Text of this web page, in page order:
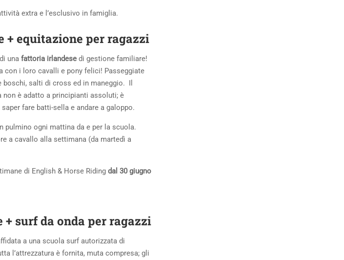
extra e l’esclusivo in famiglia.
+ equitazione per ragazzi
una fattoria irlandese di gestione familiare!
con i loro cavalli e pony felici! Passeggiate
boschi, salti di cross ed in maneggio. Il
non è adatto a principianti assoluti; è
fare batti-sella e andare a galoppo.
pulmino ogni mattina da e per la scuola.
a cavallo alla settimana (da martedì a
di English & Horse Riding dal 30 giugno
+ surf da onda per ragazzi
a una scuola surf autorizzata di
l’attrezzatura è fornita, muta compresa; gli